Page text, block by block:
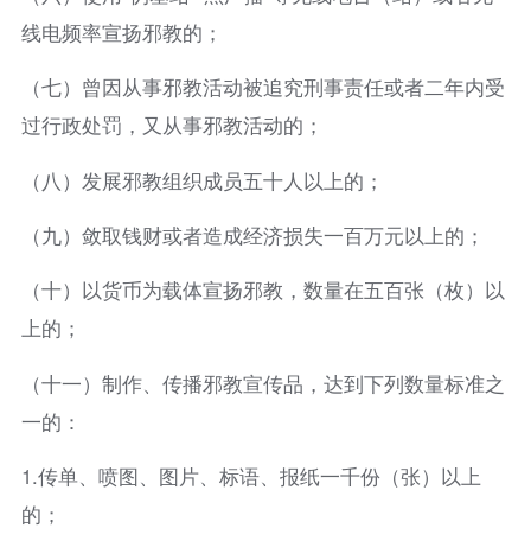
线电频率宣扬邪教的；
（七）曾因从事邪教活动被追究刑事责任或者二年内受
过行政处罚，又从事邪教活动的；
（八）发展邪教组织成员五十人以上的；
（九）敛取钱财或者造成经济损失一百万元以上的；
（十）以货币为载体宣扬邪教，数量在五百张（枚）以
上的；
（十一）制作、传播邪教宣传品，达到下列数量标准之
一的：
1.传单、喷图、图片、标语、报纸一千份（张）以上
的；